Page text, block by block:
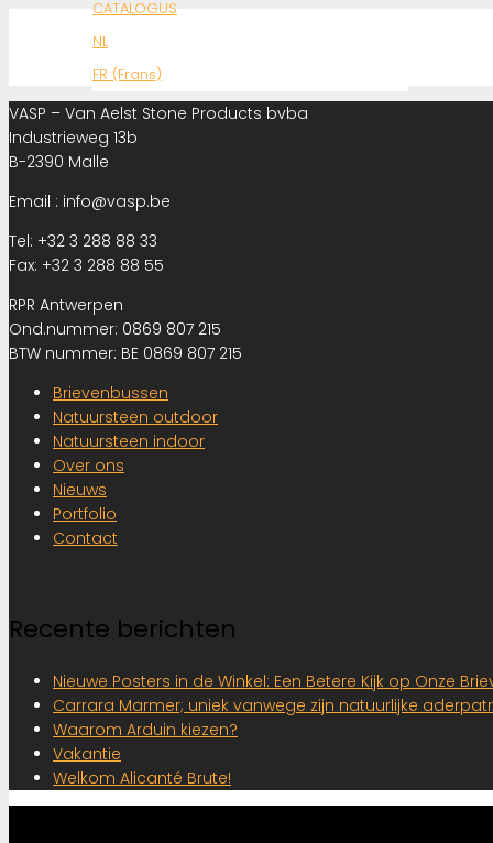
CATALOGUS
NL
FR (Frans)
VASP – Van Aelst Stone Products bvba
Industrieweg 13b
B-2390 Malle
Email : info@vasp.be
Tel: +32 3 288 88 33
Fax: +32 3 288 88 55
RPR Antwerpen
Ond.nummer: 0869 807 215
BTW nummer: BE 0869 807 215
Brievenbussen
Natuursteen outdoor
Natuursteen indoor
Over ons
Nieuws
Portfolio
Contact
Recente berichten
Nieuwe Posters in de Winkel: Een Betere Kijk op Onze
Carrara Marmer; uniek vanwege zijn natuurlijke
Waarom Arduin kiezen?
Vakantie
Welkom Alicanté Brute!